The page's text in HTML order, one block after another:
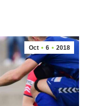
Oct 6 2018